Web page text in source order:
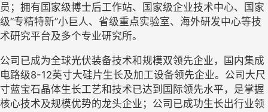
员；拥有国家级博士后工作站、国家级企业技术中心、国家
级“专精特新”小巨人、省级重点实验室、海外研发中心等技
术研究平台及多个专业研究所。
公司已成为全球光伏装备技术和规模双领先企业，国内集成
电路级8-12英寸大硅片生长及加工设备领先企业。公司大尺
寸蓝宝石晶体生长工艺和技术已达到国际领先水平，是掌握
核心技术及规模优势的龙头企业；公司已成功生长出行业领